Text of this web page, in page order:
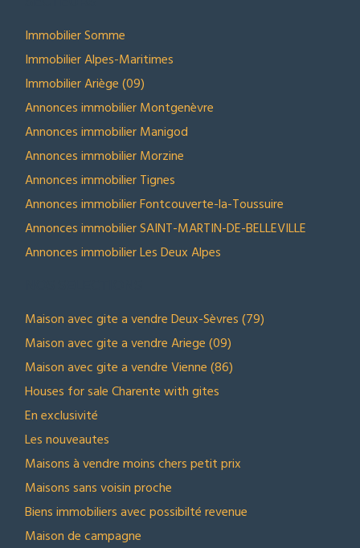
Immobilier Somme
Immobilier Alpes-Maritimes
Immobilier Ariège (09)
Annonces immobilier Montgenèvre
Annonces immobilier Manigod
Annonces immobilier Morzine
Annonces immobilier Tignes
Annonces immobilier Fontcouverte-la-Toussuire
Annonces immobilier SAINT-MARTIN-DE-BELLEVILLE
Annonces immobilier Les Deux Alpes
Maison avec gite a vendre Deux-Sèvres (79)
Maison avec gite a vendre Ariege (09)
Maison avec gite a vendre Vienne (86)
Houses for sale Charente with gites
En exclusivité
Les nouveautes
Maisons à vendre moins chers petit prix
Maisons sans voisin proche
Biens immobiliers avec possibilté revenue
Maison de campagne